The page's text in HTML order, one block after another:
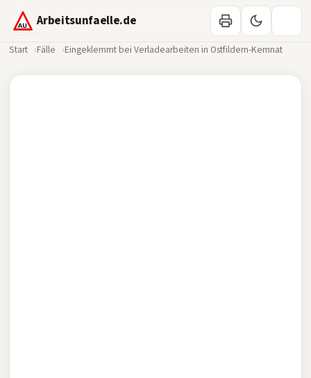
Arbeitsunfaelle.de
Start Fälle Eingeklemmt bei Verladearbeiten in Ostfildern-Kemnat